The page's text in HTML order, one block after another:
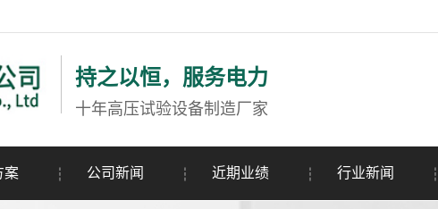
持之以恒，服务电力
十年高压试验设备制造厂家
案 公司新闻 近期业绩 行业新闻